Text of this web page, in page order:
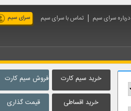
سرای سیم درباره سرای سیم تماس با سرای سیم
فروش سیم کارت
قیمت گذاری
خرید سیم کارت
خرید اقساطی